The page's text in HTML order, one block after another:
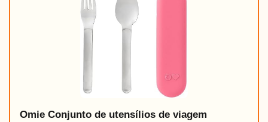
Omie Conjunto de utensílios de viagem